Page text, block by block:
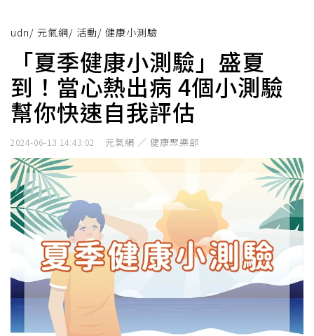
udn/ 元氣網/ 活動/ 健康小測驗
「夏季健康小測驗」盛夏
到！當心熱出病 4個小測驗
幫你快速自我評估
2024-06-13 14:43:02 元氣網 ／ 健康聚樂部